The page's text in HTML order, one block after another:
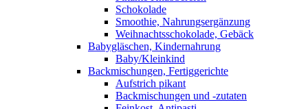
Schokolade
Smoothie, Nahrungsergänzung
Weihnachtsschokolade, Gebäck
Babygläschen, Kindernahrung
Baby/Kleinkind
Backmischungen, Fertiggerichte
Aufstrich pikant
Backmischungen und -zutaten